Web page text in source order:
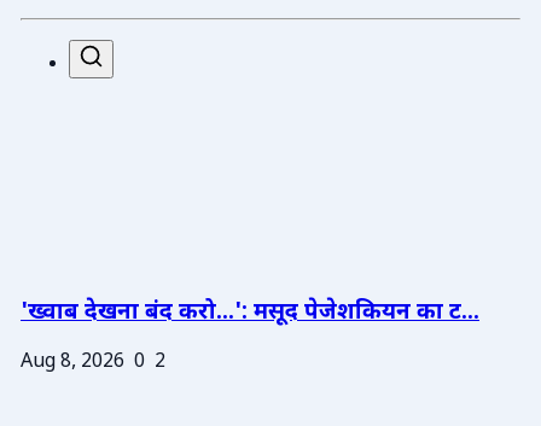
'ख्वाब देखना बंद करो...': मसूद पेजेशकियन का ट...
Aug 8, 2026 0 2